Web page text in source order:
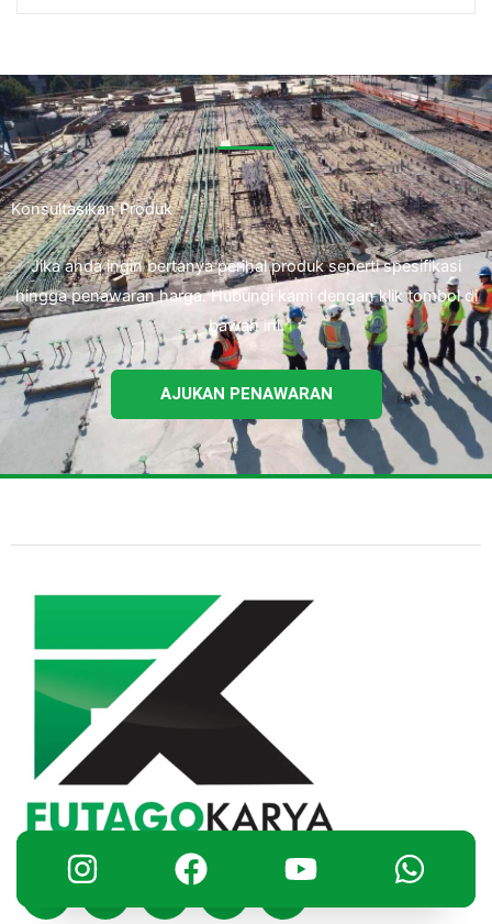
Konsultasikan Produk
Jika anda ingin bertanya perihal produk seperti spesifikasi
hingga penawaran harga. Hubungi kami dengan klik tombol di
bawah ini.
AJUKAN PENAWARAN
FacebookInstagram
Tiktok YoutubeShopping-
bag